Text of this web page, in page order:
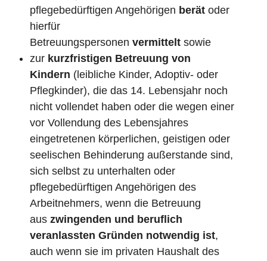
pflegebedürftigen Angehörigen berät oder
hierfür
Betreuungspersonen vermittelt sowie
zur kurzfristigen Betreuung von
Kindern (leibliche Kinder, Adoptiv- oder
Pflegkinder), die das 14. Lebensjahr noch
nicht vollendet haben oder die wegen einer
vor Vollendung des Lebensjahres
eingetretenen körperlichen, geistigen oder
seelischen Behinderung außerstande sind,
sich selbst zu unterhalten oder
pflegebedürftigen Angehörigen des
Arbeitnehmers, wenn die Betreuung
aus zwingenden und beruflich
veranlassten Gründen notwendig ist,
auch wenn sie im privaten Haushalt des